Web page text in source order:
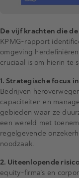
De vijf krachten die
KPMG-rapport
omgeving
cruciaal is om hierin te
1. Strategische focus
Bedrijven
capaciteiten en
gebieden waar ze
een wereld met
regelgevende
noodzaak.
2. Uiteenlopende
equity-firma’s en